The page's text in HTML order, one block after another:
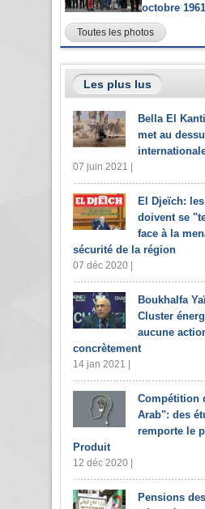
octobre 1961
Toutes les photos
Les plus lus
Bella El
met au
07 juin 2021 |
El Djeïch:
doivent se
face à la
sécurité de la région
07 déc 2020 |
Boukhalfa
Cluster
aucune
concrètement
14 jan 2021 |
Compétition
Arab": des
remporte le
Produit
12 déc 2020 |
Pensions